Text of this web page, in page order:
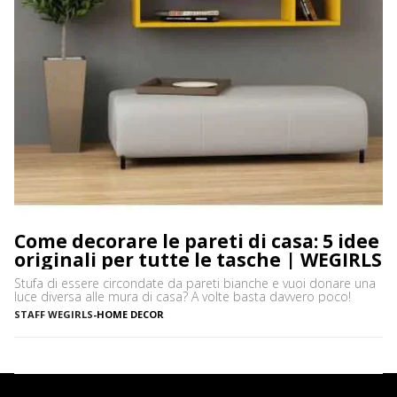
Come decorare le pareti di casa: 5 idee
originali per tutte le tasche | WEGIRLS
Stufa di essere circondate da pareti bianche e vuoi donare una
luce diversa alle mura di casa? A volte basta davvero poco!
STAFF WEGIRLS-HOME DECOR